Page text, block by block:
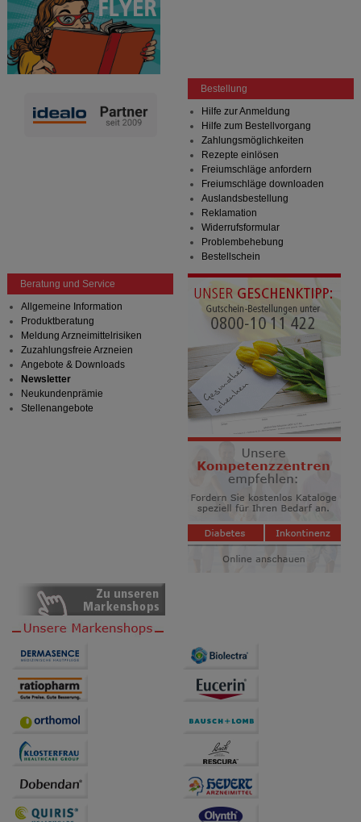
Statistik & Tracking:Hierüber lassen sich
Informationen über die Art und Weise der Nutzung
unserer Website sammeln, mit deren Hilfe wir unsere
Website weiter für Sie optimieren können, den Inhalt
auf unserer Website aber auch die Werbung auf
Drittseiten möglichst relevant für Sie zu gestalten.
Bitte beachten Sie, dass Daten hierfür teilweise an
Dritte wie z.B. Google oder soziale Medien
übertragen werden.
Bestellung
Hilfe zur Anmeldung
Hilfe zum Bestellvorgang
Zahlungsmöglichkeiten
Rezepte einlösen
Freiumschläge anfordern
Freiumschläge downloaden
Auslandsbestellung
Reklamation
Widerrufsformular
Problembehebung
Bestellschein
Beratung und Service
Allgemeine Information
Produktberatung
Meldung Arzneimittelrisiken
Zuzahlungsfreie Arzneien
Angebote & Downloads
Newsletter
Neukundenprämie
Stellenangebote